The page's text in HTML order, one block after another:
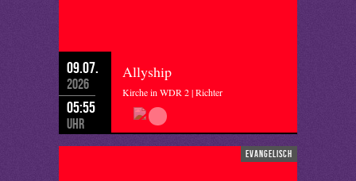
09.07.
2026
05:55
Uhr
Allyship
Kirche in WDR 2 | Richter
evangelisch